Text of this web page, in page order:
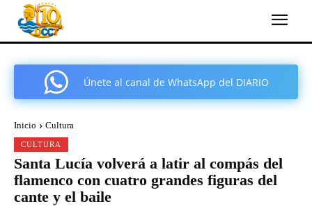
Únete al canal de WhatsApp del DIARIO
Inicio Cultura
CULTURA
Santa Lucía volverá a latir al compás del
flamenco con cuatro grandes figuras del
cante y el baile